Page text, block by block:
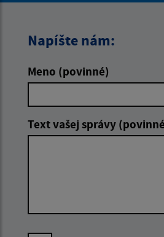
Napíšte nám:
Meno (povinné)
Text vašej správy